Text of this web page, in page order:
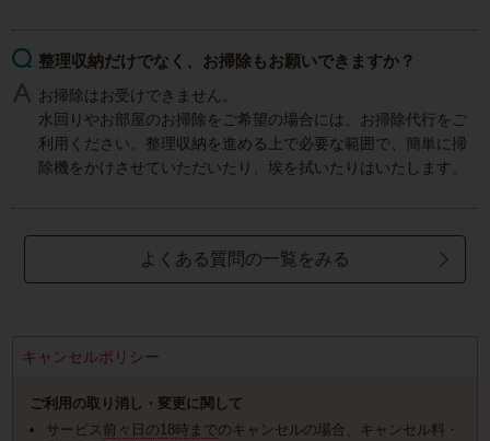
整理収納だけでなく、お掃除もお願いできますか？
お掃除はお受けできません。
水回りやお部屋のお掃除をご希望の場合には、お掃除代行をご
利用ください。整理収納を進める上で必要な範囲で、簡単に掃
除機をかけさせていただいたり、埃を拭いたりはいたします。
よくある質問の一覧をみる
キャンセルポリシー
ご利用の取り消し・変更に関して
サービス 前々日の18時までのキャンセルの場合、キャンセル料・